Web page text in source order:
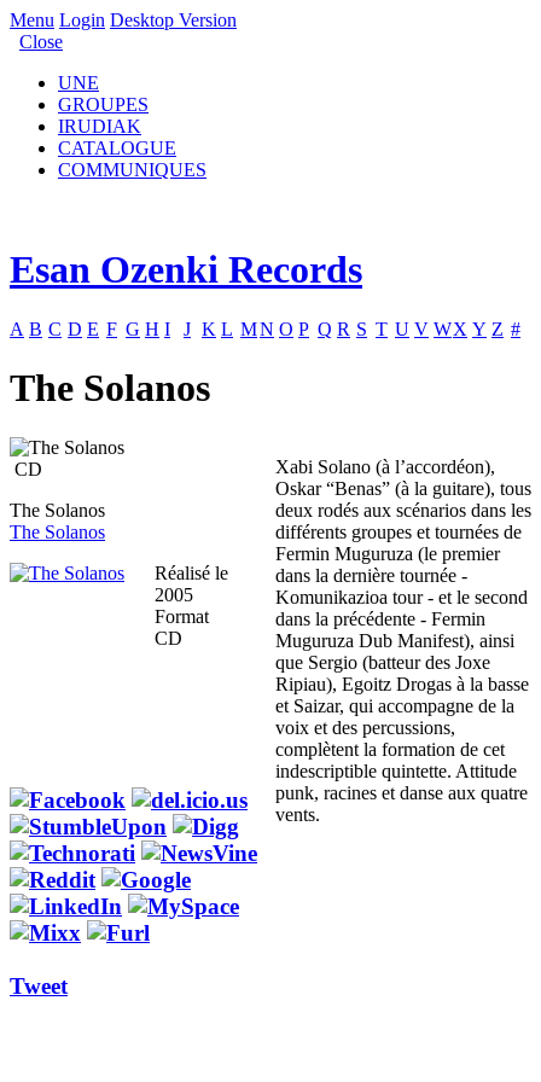
Menu Login Desktop Version
Close
UNE
GROUPES
IRUDIAK
CATALOGUE
COMMUNIQUES
Esan Ozenki Records
A B C D E F G H I J K L MN O P Q R S T U V WX Y Z #
The Solanos
CD
The Solanos
The Solanos
Réalisé le
2005
Format
CD
Tweet
Xabi Solano (à l’accordéon),
Oskar “Benas” (à la guitare), tous
deux rodés aux scénarios dans les
différents groupes et tournées de
Fermin Muguruza (le premier
dans la dernière tournée -
Komunikazioa tour - et le second
dans la précédente - Fermin
Muguruza Dub Manifest), ainsi
que Sergio (batteur des Joxe
Ripiau), Egoitz Drogas à la basse
et Saizar, qui accompagne de la
voix et des percussions,
complètent la formation de cet
indescriptible quintette. Attitude
punk, racines et danse aux quatre
vents.